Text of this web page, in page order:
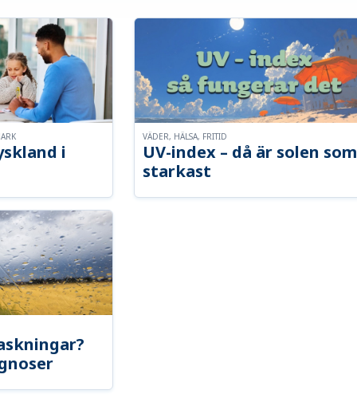
i
UV-index – då är solen som
starkast
VÄDER, HÄLSA, FRITID